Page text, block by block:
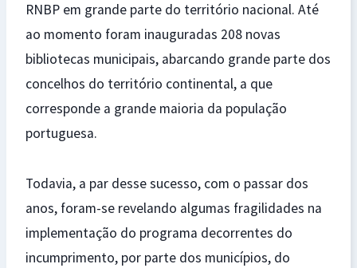
RNBP em grande parte do território nacional. Até
ao momento foram inauguradas 208 novas
bibliotecas municipais, abarcando grande parte dos
concelhos do território continental, a que
corresponde a grande maioria da população
portuguesa.
Todavia, a par desse sucesso, com o passar dos
anos, foram-se revelando algumas fragilidades na
implementação do programa decorrentes do
incumprimento, por parte dos municípios, do